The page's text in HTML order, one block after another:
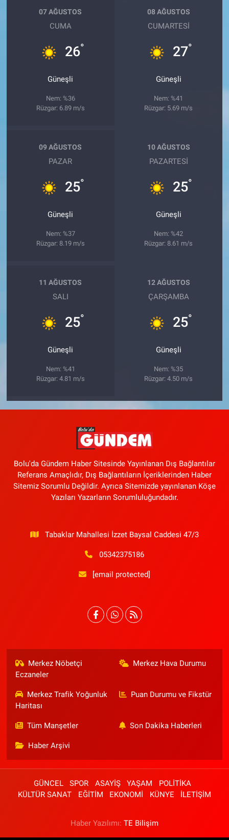
07 AĞUSTOS
CUMA
26°
Güneşli
Nem: %36
Rüzgar: 6.89 m/s
08 AĞUSTOS
CUMARTESI
27°
Güneşli
Nem: %41
Rüzgar: 5.69 m/s
09 AĞUSTOS
PAZAR
25°
Güneşli
Nem: %37
Rüzgar: 8.19 m/s
10 AĞUSTOS
PAZARTESI
25°
Güneşli
Nem: %42
Rüzgar: 8.61 m/s
11 AĞUSTOS
SALI
25°
Güneşli
Nem: %41
Rüzgar: 4.81 m/s
12 AĞUSTOS
ÇARŞAMBA
25°
Güneşli
Nem: %35
Rüzgar: 4.50 m/s
Bolu'da Gündem Haber Sitesinde Yayınlanan Dış Bağlantılar
Referans Amaçlıdır, Dış Bağlantıların İçeriklerinden Haber
Sitemiz Sorumlu Değildir. Ayrıca Sitemizde yayınlanan Köşe
Yazıları Yazarların Sorumluluğundadır.
Tabaklar Mahallesi İzzet Baysal Caddesi 47/3
05342375186
[email protected]
Merkez Nöbetçi
Eczaneler
Merkez Hava Durumu
Merkez Trafik Yoğunluk
Haritası
Puan Durumu ve Fikstür
Tüm Manşetler Son Dakika Haberleri
Haber Arşivi
GÜNCEL SPOR ASAYİŞ YAŞAM
POLİTİKA
KÜLTÜR SANAT
EĞİTİM EKONOMİ KÜNYE İLETİŞİM
Haber Yazılımı: TE Bilişim